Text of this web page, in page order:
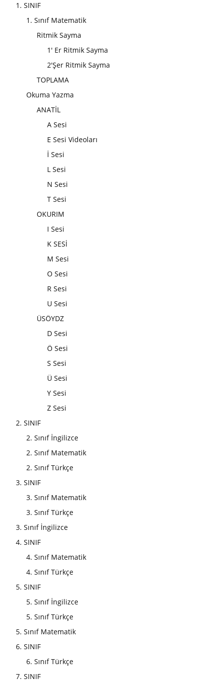
1. SINIF
1. Sınıf Matematik
Ritmik Sayma
1' Er Ritmik Sayma
2'Şer Ritmik Sayma
TOPLAMA
Okuma Yazma
ANATİL
A Sesi
E Sesi Videoları
İ Sesi
L Sesi
N Sesi
T Sesi
OKURIM
I Sesi
K SESİ
M Sesi
O Sesi
R Sesi
U Sesi
ÜSÖYDZ
D Sesi
Ö Sesi
S Sesi
Ü Sesi
Y Sesi
Z Sesi
2. SINIF
2. Sınıf İngilizce
2. Sınıf Matematik
2. Sınıf Türkçe
3. SINIF
3. Sınıf Matematik
3. Sınıf Türkçe
3. Sınıf İngilizce
4. SINIF
4. Sınıf Matematik
4. Sınıf Türkçe
5. SINIF
5. Sınıf İngilizce
5. Sınıf Türkçe
5. Sınıf Matematik
6. SINIF
6. Sınıf Türkçe
7. SINIF